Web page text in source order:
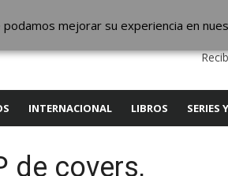
QUIENES SOMOS CONTACTO
INTERNACIONAL LIBROS SERIES
de covers,
mejorar su experiencia en